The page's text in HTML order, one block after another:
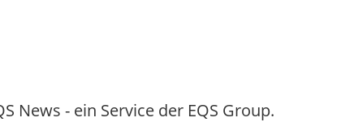
- ein Service der EQS Group.